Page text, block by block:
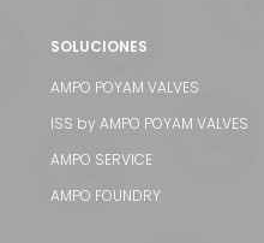
SOLUCIONES
AMPO POYAM VALVES
ISS by AMPO POYAM VALVES
AMPO SERVICE
AMPO FOUNDRY